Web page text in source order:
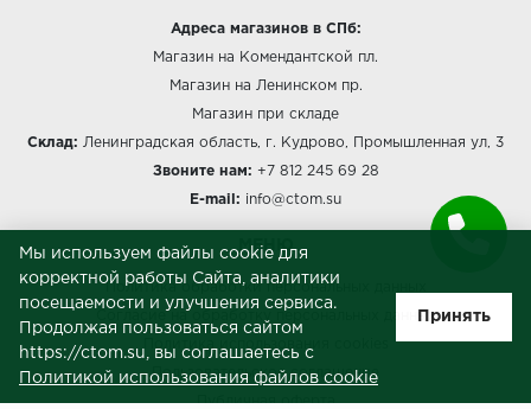
Адреса магазинов в СПб:
Магазин на Комендантской пл.
Магазин на Ленинском пр.
Магазин при складе
Склад: Ленинградская область, г. Кудрово, Промышленная ул, 3
Звоните нам: +7 812 245 69 28
E-mail: info@ctom.su
МЕНЮ
Политика обработки персональных данных
Согласие на обработку персональных данных
Пользовательское соглашение
Публичная оферта
Мы используем файлы cookie для
корректной работы Сайта, аналитики
посещаемости и улучшения сервиса.
Продолжая пользоваться сайтом
https://ctom.su, вы соглашаетесь с
Политикой использования файлов cookie
Принять